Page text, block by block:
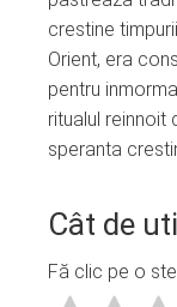
crestine
Orient, era
pentru
ritualul reinnoit
speranta
Cât de
Fă clic pe o